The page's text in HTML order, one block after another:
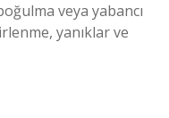
veya yabancı
yanıklar ve